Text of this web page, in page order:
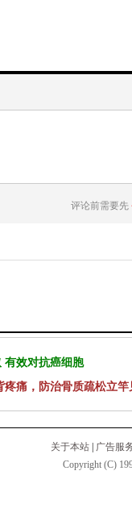
评论前需要先
有效对抗癌细胞
痛，防治骨质疏松立竿
关于本站
广告服
Copyright (C)